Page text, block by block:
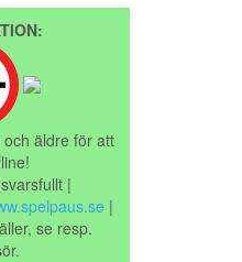
äldre för att
|
|
se resp.